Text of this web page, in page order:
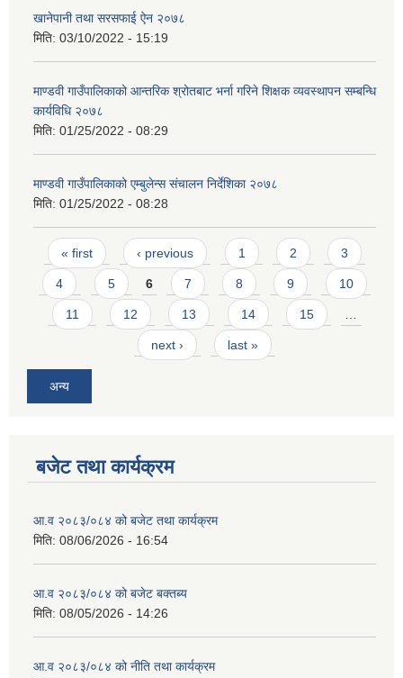
खानेपानी तथा सरसफाई ऐन २०७८
मिति: 03/10/2022 - 15:19
माण्डवी गाउँपालिकाको आन्तरिक श्रोतबाट भर्ना गरिने शिक्षक व्यवस्थापन सम्बन्धि
कार्यविधि २०७८
मिति: 01/25/2022 - 08:29
माण्डवी गाउँपालिकाको एम्बुलेन्स संचालन निर्देशिका २०७८
मिति: 01/25/2022 - 08:28
Pages
« first ‹ previous 1 2 3
4 5 6 7 8 9 10
11 12 13 14 15
next › last »
अन्य
बजेट तथा कार्यक्रम
आ.व २०८३/०८४ को बजेट तथा कार्यक्रम
मिति: 08/06/2026 - 16:54
आ.व २०८३/०८४ को बजेट बक्तब्य
मिति: 08/05/2026 - 14:26
आ.व २०८३/०८४ को नीति तथा कार्यक्रम